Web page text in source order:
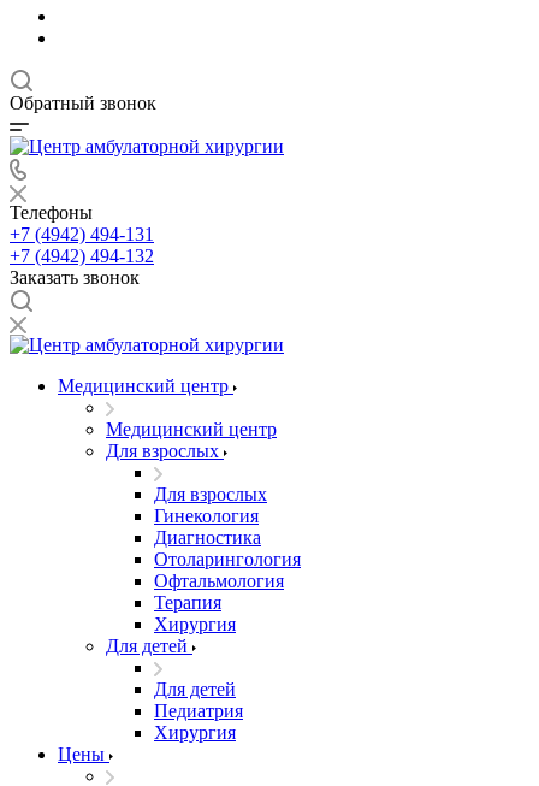
Обратный звонок
Телефоны
+7 (4942) 494-131
+7 (4942) 494-132
Заказать звонок
Медицинский центр
Медицинский центр
Для взрослых
Для взрослых
Гинекология
Диагностика
Отоларингология
Офтальмология
Терапия
Хирургия
Для детей
Для детей
Педиатрия
Хирургия
Цены